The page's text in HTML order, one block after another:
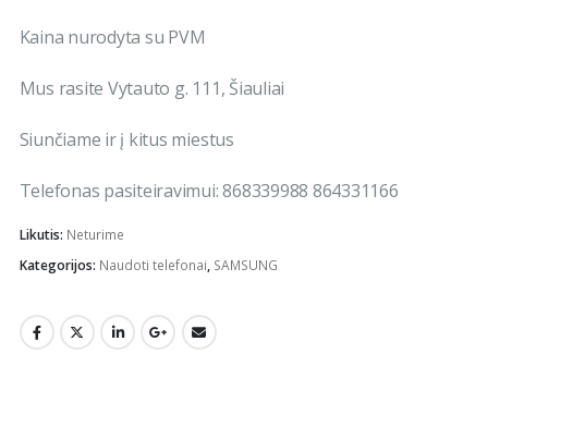
Kaina nurodyta su PVM
Mus rasite Vytauto g. 111, Šiauliai
Siunčiame ir į kitus miestus
Telefonas pasiteiravimui: 868339988 864331166
Likutis: Neturime
Kategorijos: Naudoti telefonai, SAMSUNG